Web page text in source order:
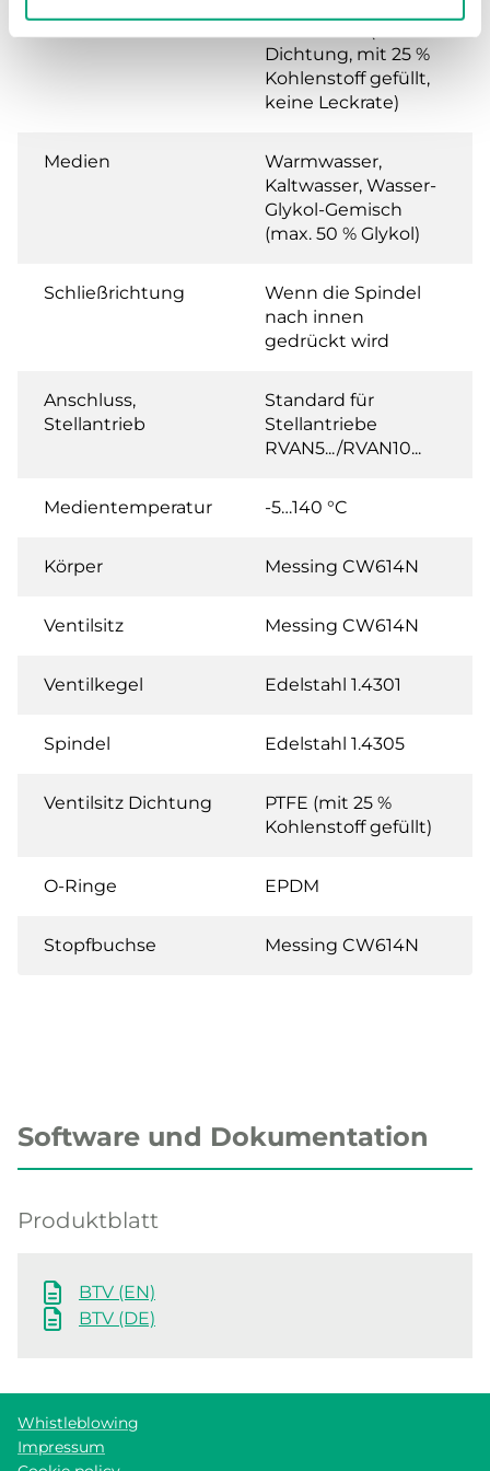
Dichtung, mit 25 %
Kohlenstoff gefüllt,
keine Leckrate)
Medien
Warmwasser,
Kaltwasser, Wasser-
Glykol-Gemisch
(max. 50 % Glykol)
Schließrichtung
Wenn die Spindel
nach innen
gedrückt wird
Anschluss,
Stellantrieb
Standard für
Stellantriebe
RVAN5.../RVAN10...
Medientemperatur -5…140 °C
Körper Messing CW614N
Ventilsitz Messing CW614N
Ventilkegel Edelstahl 1.4301
Spindel Edelstahl 1.4305
Ventilsitz Dichtung
PTFE (mit 25 %
Kohlenstoff gefüllt)
O-Ringe EPDM
Stopfbuchse Messing CW614N
Software und Dokumentation
Produktblatt
BTV (EN)
BTV (DE)
Whistleblowing
Impressum